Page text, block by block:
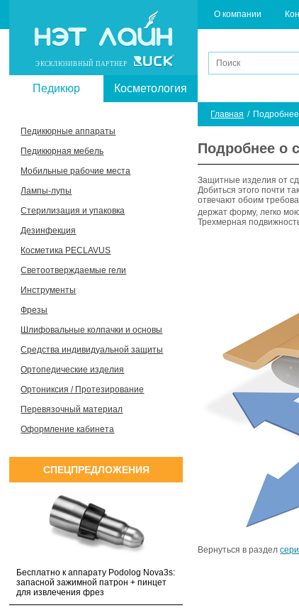
ЭКСКЛЮЗИВНЫЙ ПАРТНЕР
О компании
Педикюр Косметология
Педикюрные аппараты
Педикюрная мебель
Мобильные рабочие места
Лампы-лупы
Стерилизация и упаковка
Дезинфекция
Косметика PECLAVUS
Светоотверждаемые гели
Инструменты
Фрезы
Шлифовальные колпачки и основы
Средства индивидуальной защиты
Ортопедические изделия
Ортониксия / Протезирование
Перевязочный материал
Оформление кабинета
СПЕЦПРЕДЛОЖЕНИЯ
Бесплатно к аппарату Podolog Nova3s:
запасной зажимной патрон + пинцет
для извлечения фрез
Главная /
Подробнее о
Защитные изделия от
Добиться этого почти
отвечают обоим
держат форму, легко
Трехмерная
Вернуться в раздел